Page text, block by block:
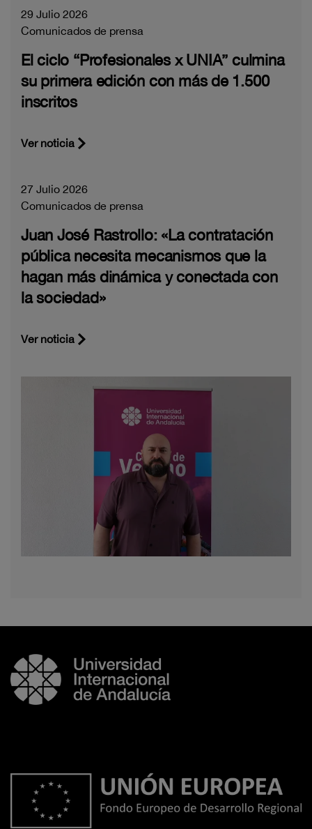
29 Julio 2026
Comunicados de prensa
El ciclo “Profesionales x UNIA” culmina
su primera edición con más de 1.500
inscritos
Ver noticia
27 Julio 2026
Comunicados de prensa
Juan José Rastrollo: «La contratación
pública necesita mecanismos que la
hagan más dinámica y conectada con
la sociedad»
Ver noticia